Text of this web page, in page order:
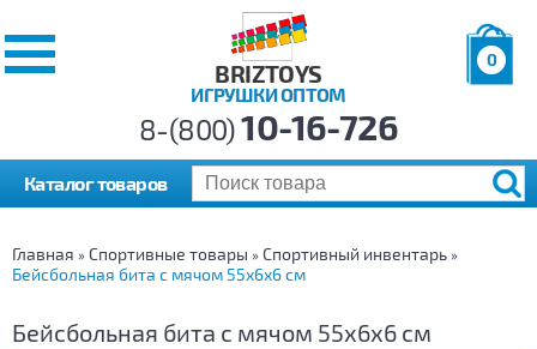
BRIZTOYS
ИГРУШКИ ОПТОМ
0
р.
8-(800)10-16-726
Каталог товаров
Главная » Спортивные товары » Спортивный инвентарь »
Бейсбольная бита с мячом 55х6х6 см
Бейсбольная бита с мячом 55х6х6 см